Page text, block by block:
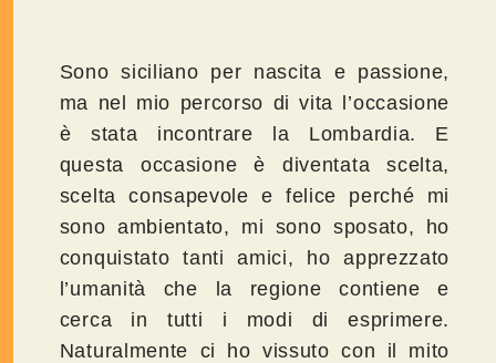
Sono siciliano per nascita e passione,
ma nel mio percorso di vita l’occasione
è stata incontrare la Lombardia. E
questa occasione è diventata scelta,
scelta consapevole e felice perché mi
sono ambientato, mi sono sposato, ho
conquistato tanti amici, ho apprezzato
l’umanità che la regione contiene e
cerca in tutti i modi di esprimere.
Naturalmente ci ho vissuto con il mito